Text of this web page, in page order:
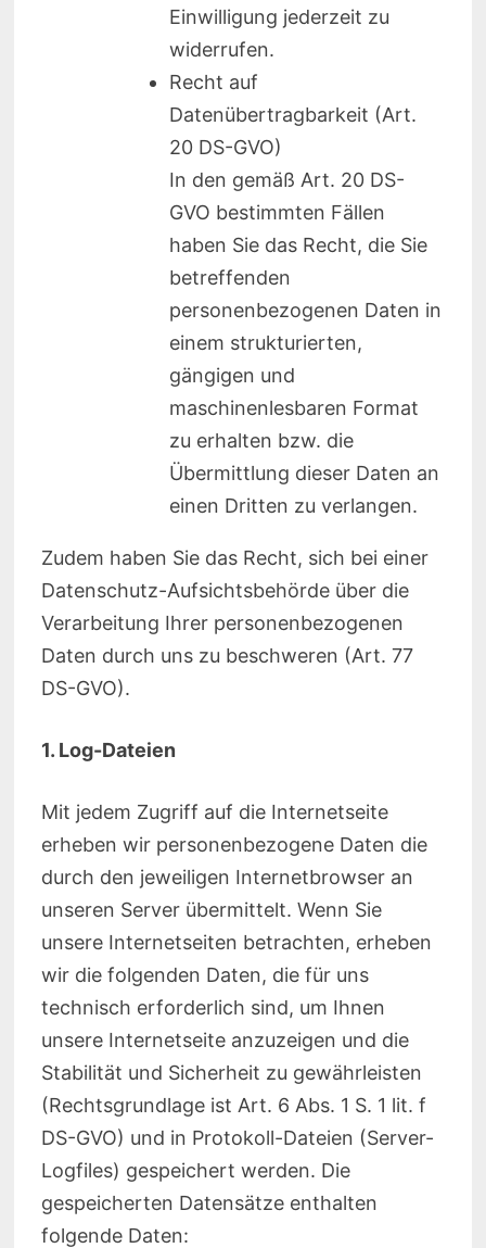
Einwilligung jederzeit zu
widerrufen.
Recht auf
Datenübertragbarkeit (Art.
20 DS-GVO)
In den gemäß Art. 20 DS-
GVO bestimmten Fällen
haben Sie das Recht, die Sie
betreffenden
personenbezogenen Daten in
einem strukturierten,
gängigen und
maschinenlesbaren Format
zu erhalten bzw. die
Übermittlung dieser Daten an
einen Dritten zu verlangen.
Zudem haben Sie das Recht, sich bei einer
Datenschutz-Aufsichtsbehörde über die
Verarbeitung Ihrer personenbezogenen
Daten durch uns zu beschweren (Art. 77
DS-GVO).
1. Log-Dateien
Mit jedem Zugriff auf die Internetseite
erheben wir personenbezogene Daten die
durch den jeweiligen Internetbrowser an
unseren Server übermittelt. Wenn Sie
unsere Internetseiten betrachten, erheben
wir die folgenden Daten, die für uns
technisch erforderlich sind, um Ihnen
unsere Internetseite anzuzeigen und die
Stabilität und Sicherheit zu gewährleisten
(Rechtsgrundlage ist Art. 6 Abs. 1 S. 1 lit. f
DS-GVO) und in Protokoll-Dateien (Server-
Logfiles) gespeichert werden. Die
gespeicherten Datensätze enthalten
folgende Daten: